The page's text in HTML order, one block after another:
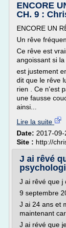
ENCORE
CH. 9 :
ENCORE UN
Un rêve
Ce rêve est
angoissant si
est justement
dit que le rêve
rien . Ce n'est
une fausse
ainsi...
Lire la suite
Date: 2017-09-
Site : http://
J ai rêvé
J ai rêvé que j
9 septembre
J ai 24 ans et
maintenant
J ai révé que